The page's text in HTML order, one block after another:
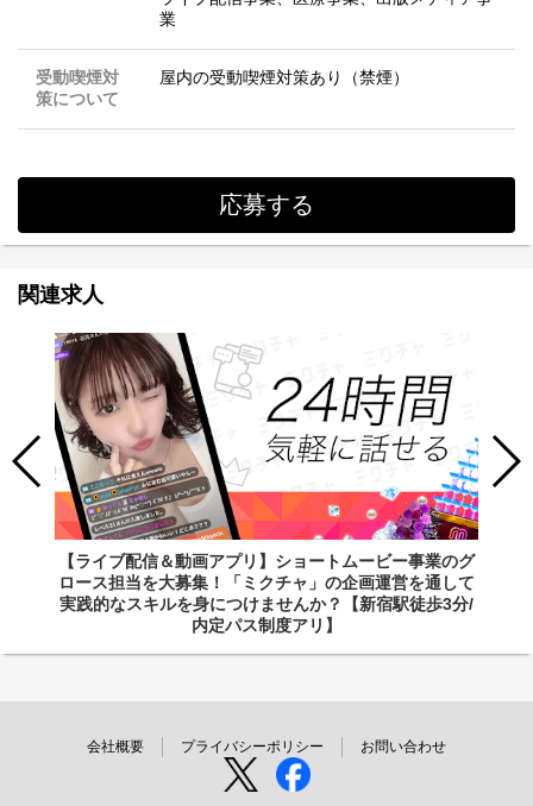
業
受動喫煙対
策について
屋内の受動喫煙対策あり（禁煙）
応募する
関連求人
【ライブ配信＆動画アプリ】ショートムービー事業のグ
ロース担当を大募集！「ミクチャ」の企画運営を通して
実践的なスキルを身につけませんか？【新宿駅徒歩3分/
内定パス制度アリ】
会社概要 プライバシーポリシー お問い合わせ